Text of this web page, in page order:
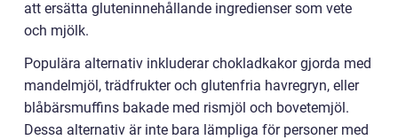
att ersätta gluteninnehållande ingredienser som vete
och mjölk.
Populära alternativ inkluderar chokladkakor gjorda med
mandelmjöl, trädfrukter och glutenfria havregryn, eller
blåbärsmuffins bakade med rismjöl och bovetemjöl.
Dessa alternativ är inte bara lämpliga för personer med